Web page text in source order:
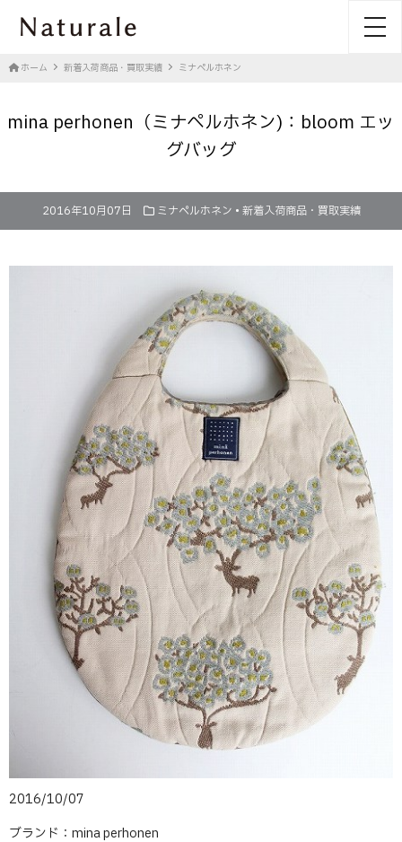
ホーム 新着入荷商品・買取実績 ミナペルホネン
mina perhonen（ミナペルホネン)：bloom エッ
グバッグ
2016年10月07日 ミナペルホネン • 新着入荷商品・買取実績
2016/10/07
ブランド：mina perhonen